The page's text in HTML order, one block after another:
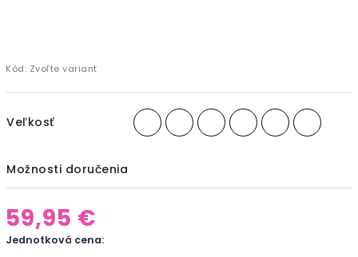
Kód: Zvoľte variant
Veľkosť
Možnosti doručenia
59,95 €
Jednotková cena: